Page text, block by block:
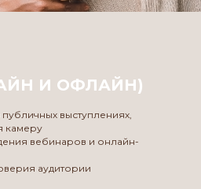
И ОФЛАЙН)
выступлениях,
камеру
вебинаров и онлайн-
аудитории